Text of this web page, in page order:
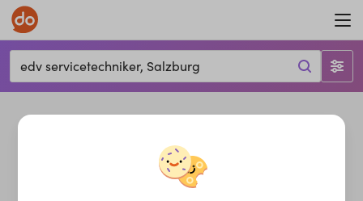
edv servicetechniker, Salzburg